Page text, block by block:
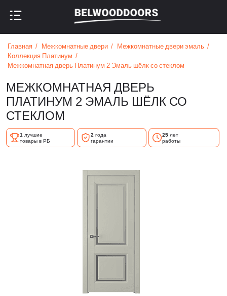
НАЗАД В МЕНЮ
НАЗАД В МЕНЮ
Главная Межкомнатные двери
Межкомнатные двери эмаль
Коллекция Платинум
Межкомнатная дверь Платинум 2 Эмаль шёлк со стеклом
МЕЖКОМНАТНАЯ ДВЕРЬ
ПЛАТИНУМ 2 ЭМАЛЬ ШЁЛК СО
СТЕКЛОМ
1 лучшие
товары в РБ
2 года
гарантии
25лет
работы